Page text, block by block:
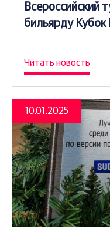
Всероссийский
бильярду Кубок
Читать новость
10.01.2025